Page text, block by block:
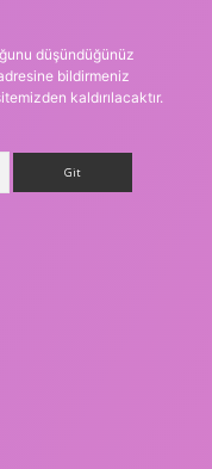
düşündüğünüz
bildirmeniz
kaldırılacaktır.